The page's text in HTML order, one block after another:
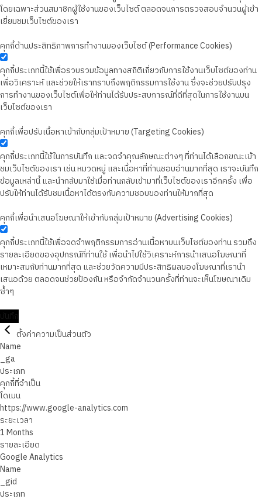
โดยเฉพาะส่วนสมาชิกผู้ใช้งานของเว็บไซต์ ตลอดจนการตรวจสอบจำนวนผู้เข้า
เยี่ยมชมเว็บไซต์ของเรา
คุกกี้ด้านประสิทธิภาพการทำงานของเว็บไซต์ (Performance Cookies)
คุกกี้ประเภทนี้ใช้เพื่อรวบรวมข้อมูลทางสถิติเกี่ยวกับการใช้งานเว็บไซต์ของท่าน
เพื่อวิเคราะห์ และช่วยให้เราทราบถึงพฤติกรรมการใช้งาน ซึ่งจะช่วยปรับปรุง
การทำงานของเว็บไซต์เพื่อให้ท่านได้รับประสบการณ์ที่ดีที่สุดในการใช้งานบน
เว็บไซต์ของเรา
คุกกี้เพื่อปรับเนื้อหาเข้ากับกลุ่มเป้าหมาย (Targeting Cookies)
คุกกี้ประเภทนี้ใช้ในการบันทึก และจดจำคุณลักษณะต่างๆ ที่ท่านได้เลือกขณะเข้า
ชมเว็บไซต์ของเรา เช่น หมวดหมู่ และเนื้อหาที่ท่านชอบอ่านมากที่สุด เราจะบันทึก
ข้อมูลเหล่านี้ และนำกลับมาใช้เมื่อท่านกลับเข้ามาที่เว็บไซต์ของเราอีกครั้ง เพื่อ
ปรับให้ท่านได้รับชมเนื้อหาได้ตรงกับความชอบของท่านให้มากที่สุด
คุกกี้เพื่อนำเสนอโฆษณาให้เข้ากับกลุ่มเป้าหมาย (Advertising Cookies)
คุกกี้ประเภทนี้ใช้เพื่อจดจำพฤติกรรมการอ่านเนื้อหาบนเว็บไซต์ของท่าน รวมถึง
รายละเอียดของอุปกรณ์ที่ท่านใช้ เพื่อนำไปใช้วิเคราะห์การนำเสนอโฆษณาที่
เหมาะสมกับท่านมากที่สุด และช่วยวัดความมีประสิทธิผลของโฆษณาที่เรานำ
เสนอด้วย ตลอดจนช่วยป้องกัน หรือจำกัดจำนวนครั้งที่ท่านจะเห็นโฆษณาเดิม
ซ้ำๆ
ตั้งค่าความเป็นส่วนตัว
Name
_ga
ประเภท
คุกกี้ที่จำเป็น
โดเมน
https://www.google-analytics.com
ระยะเวลา
1 Months
รายละเอียด
Google Analytics
Name
_gid
ประเภท